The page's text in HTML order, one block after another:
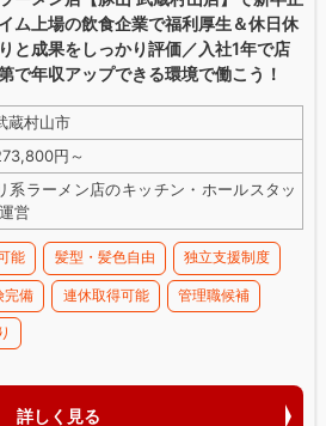
ム上場の飲食企業で福利厚生＆休日休
と成果をしっかり評価／入社1年で店
で年収アップできる環境で働こう！
蔵村山市
円～
系ラーメン店のキッチン・ホールスタッ
営
能 髪型・髪色自由 独立支援制度
完備 連休取得可能 管理職候補
詳しく見る